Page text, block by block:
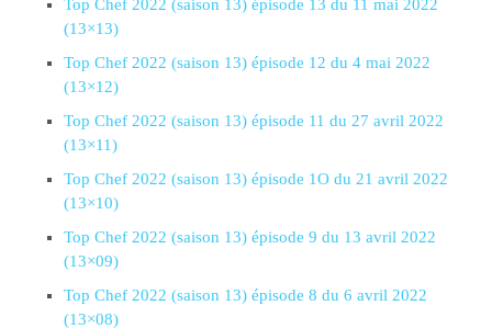
Top Chef 2022 (saison 13) épisode 13 du 11 mai 2022
(13×13)
Top Chef 2022 (saison 13) épisode 12 du 4 mai 2022
(13×12)
Top Chef 2022 (saison 13) épisode 11 du 27 avril 2022
(13×11)
Top Chef 2022 (saison 13) épisode 1O du 21 avril 2022
(13×10)
Top Chef 2022 (saison 13) épisode 9 du 13 avril 2022
(13×09)
Top Chef 2022 (saison 13) épisode 8 du 6 avril 2022
(13×08)